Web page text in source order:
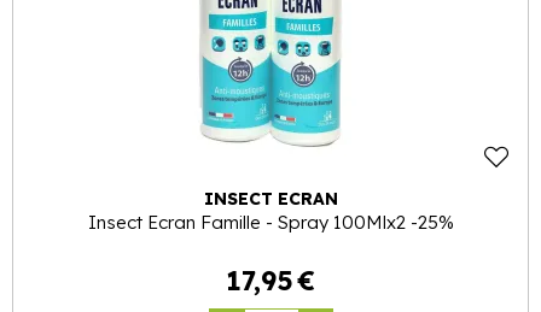
INSECT ECRAN
Insect Ecran Famille - Spray 100Mlx2 -25%
17,95€